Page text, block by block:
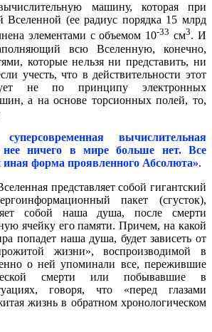
машину, которая при
Вселенной (ее радиус порядка 15 млрд
элементами с объемом 10-33 см3. И
всю Вселенную, конечно,
которые нельзя ни представить, ни
учесть, что в действительности этот
не по принципу электронных
а на основе торсионных полей, то,
вычислительная
ничего в мире больше нет. Все
форма проявленного Абсолюта».
представляет собой гигантский
пакет (сгусток),
собой наша душа, после смерти
ячейку его памяти. Причем, на какой
попадет наша душа, будет зависеть от
жизни», воспроизводимой в
о ней упоминали все, пережившие
смерти или побывавшие в
говоря, что «перед глазами
жизнь в обратном хронологическом